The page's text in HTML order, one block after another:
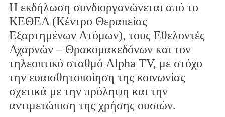
Η εκδήλωση συνδιοργανώνεται από το
ΚΕΘΕΑ (Κέντρο Θεραπείας
Εξαρτημένων Ατόμων), τους Εθελοντές
Αχαρνών – Θρακομακεδόνων και τον
τηλεοπτικό σταθμό Alpha TV, με στόχο
την ευαισθητοποίηση της κοινωνίας
σχετικά με την πρόληψη και την
αντιμετώπιση της χρήσης ουσιών.